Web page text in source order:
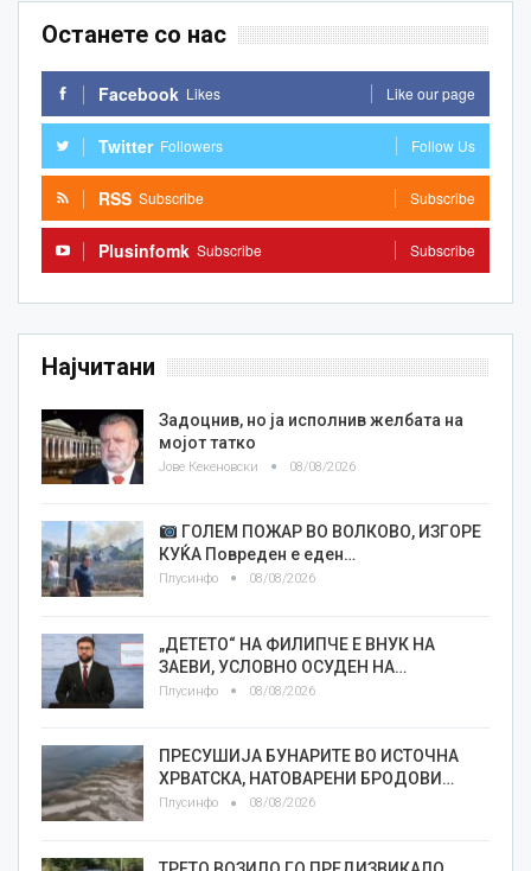
Останете со нас
Facebook Likes Like our page
Twitter Followers Follow Us
RSS Subscribe Subscribe
Plusinfomk Subscribe Subscribe
Најчитани
Задоцнив, но ја исполнив желбата на
мојот татко
Јове Кекеновски 08/08/2026
ГОЛЕМ ПОЖАР ВО ВОЛКОВО, ИЗГОРЕ
КУЌА Повреден е еден…
Плусинфо 08/08/2026
„ДЕТЕТО“ НА ФИЛИПЧЕ Е ВНУК НА
ЗАЕВИ, УСЛОВНО ОСУДЕН НА…
Плусинфо 08/08/2026
ПРЕСУШИЈА БУНАРИТЕ ВО ИСТОЧНА
ХРВАТСКА, НАТОВАРЕНИ БРОДОВИ…
Плусинфо 08/08/2026